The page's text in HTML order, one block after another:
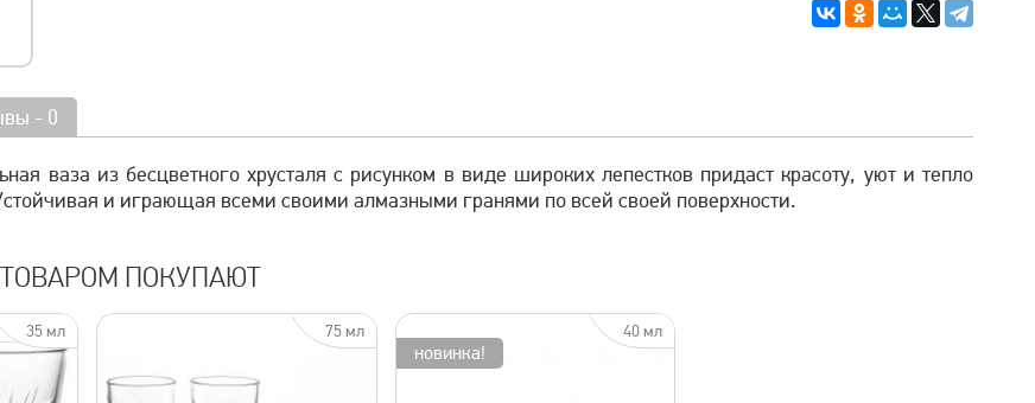
- 0
ваза из бесцветного хрусталя с рисунком в виде широких лепестков придаст красоту, уют и тепло
и играющая всеми своими алмазными гранями по всей своей поверхности.
ПОКУПАЮТ
35 мл 75 мл
новинка!
40 мл